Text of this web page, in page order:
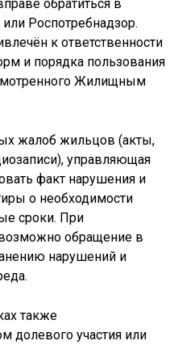
обратиться в
Роспотребнадзор.
к ответственности
и порядка пользования
Жилищным
жалоб жильцов (акты,
управляющая
факт нарушения и
о необходимости
сроки. При
обращение в
нарушений и
также
долевого участия или